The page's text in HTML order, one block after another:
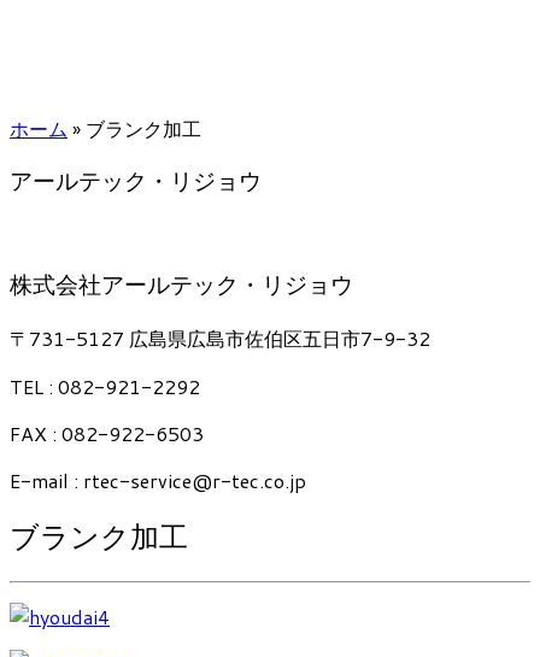
ホーム » ブランク加工
アールテック・リジョウ
株式会社アールテック・リジョウ
〒731-5127 広島県広島市佐伯区五日市7-9-32
TEL : 082-921-2292
FAX : 082-922-6503
E-mail : rtec-service@r-tec.co.jp
ブランク加工